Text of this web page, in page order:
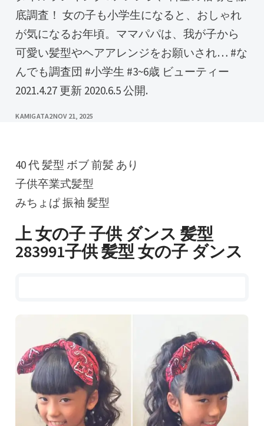
底調査！ 女の子も小学生になると、おしゃれ
が気になるお年頃。ママパパは、我が子から
可愛い髪型やヘアアレンジをお願いされ… #な
んでも調査団 #小学生 #3~6歳 ビューティー
2021.4.27 更新 2020.6.5 公開.
KAMIGATA2NOV 21, 2025
40 代 髪型 ボブ 前髪 あり
子供卒業式髪型
みちょぱ 振袖 髪型
上 女の子 子供 ダンス 髪型
283991子供 髪型 女の子 ダンス